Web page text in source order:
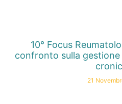
10° Focus
confronto sulla
21